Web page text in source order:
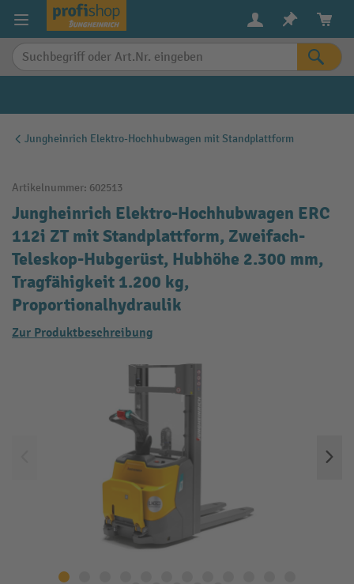
springen
Jungheinrich Elektro-Hochhubwagen mit Standplattform
Artikelnummer: 602513
Jungheinrich Elektro-Hochhubwagen ERC
112i ZT mit Standplattform, Zweifach-
Teleskop-Hubgerüst, Hubhöhe 2.300 mm,
Tragfähigkeit 1.200 kg,
Proportionalhydraulik
Zur Produktbeschreibung